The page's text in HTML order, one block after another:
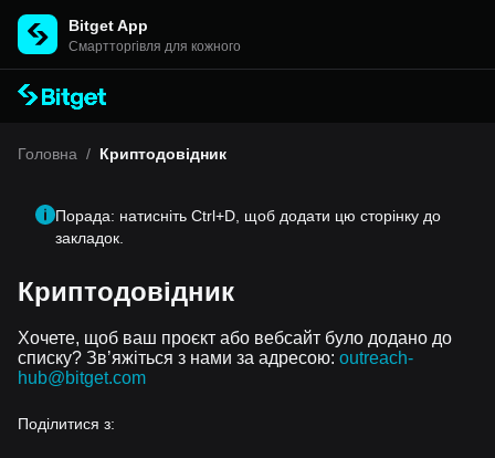
Bitget App
Cмартторгівля для кожного
Головна / Криптодовідник
Криптодовідник
Хочете, щоб ваш проєкт або вебсайт було додано до
списку? Звʼяжіться з нами за адресою: outreach-
hub@bitget.com
Поділитися з:
Порада: натисніть Ctrl+D, щоб додати цю сторінку до
закладок.